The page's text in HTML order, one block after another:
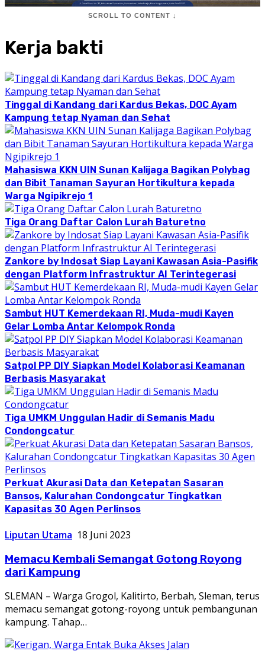
SCROLL TO CONTENT ↓
Kerja bakti
Tinggal di Kandang dari Kardus Bekas, DOC Ayam
Kampung tetap Nyaman dan Sehat
Mahasiswa KKN UIN Sunan Kalijaga Bagikan Polybag
dan Bibit Tanaman Sayuran Hortikultura kepada
Warga Ngipikrejo 1
Tiga Orang Daftar Calon Lurah Baturetno
Zankore by Indosat Siap Layani Kawasan Asia-Pasifik
dengan Platform Infrastruktur AI Terintegerasi
Sambut HUT Kemerdekaan RI, Muda-mudi Kayen
Gelar Lomba Antar Kelompok Ronda
Satpol PP DIY Siapkan Model Kolaborasi Keamanan
Berbasis Masyarakat
Tiga UMKM Unggulan Hadir di Semanis Madu
Condongcatur
Perkuat Akurasi Data dan Ketepatan Sasaran
Bansos, Kalurahan Condongcatur Tingkatkan
Kapasitas 30 Agen Perlinsos
Liputan Utama 18 Juni 2023
Memacu Kembali Semangat Gotong Royong
dari Kampung
SLEMAN – Warga Grogol, Kalitirto, Berbah, Sleman, terus
memacu semangat gotong-royong untuk pembangunan
kampung. Tahap…